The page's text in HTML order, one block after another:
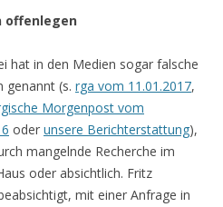
offenlegen
hat in den Medien sogar falsche
genannt (s. rga vom 11.01.2017,
Morgenpost vom
oder unsere Berichterstattung),
mangelnde Recherche im
oder absichtlich. Fritz
mit einer Anfrage in